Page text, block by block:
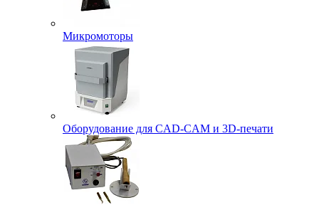
Микромоторы
Оборудование для CAD-CAM и 3D-печати